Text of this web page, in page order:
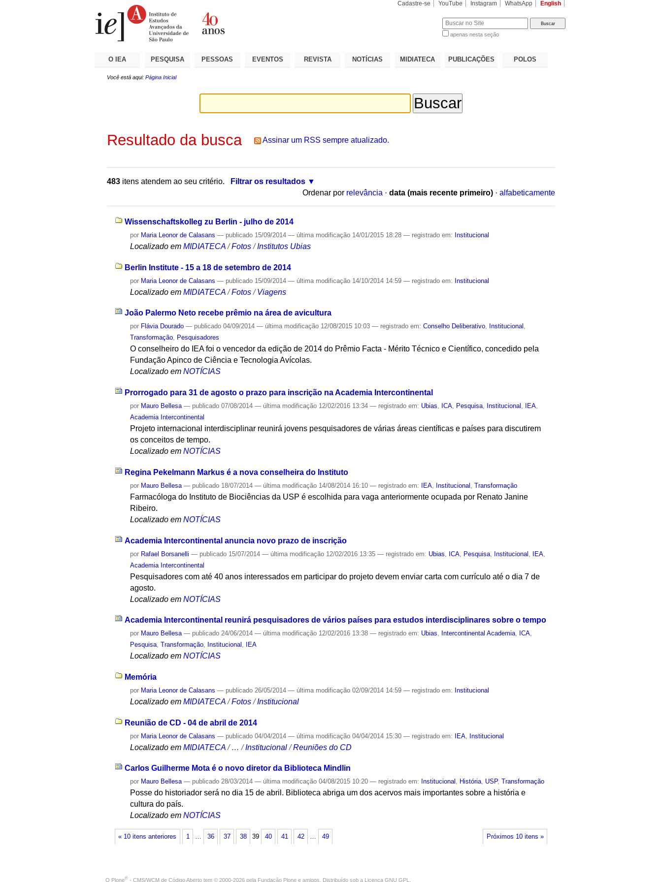
Cadastre-se YouTube Instagram WhatsApp English
apenas nesta seção
O IEA PESQUISA PESSOAS EVENTOS REVISTA NOTÍCIAS MIDIATECA PUBLICAÇÕES POLOS
Você está aqui: Página Inicial
Resultado da busca Assinar um RSS sempre atualizado.
483 itens atendem ao seu critério.
Filtrar os resultados
Ordenar por relevância · data (mais recente primeiro) · alfabeticamente
Wissenschaftskolleg zu Berlin - julho de 2014
por Maria Leonor de Calasans — publicado 15/09/2014— última modificação 14/01/2015 18:28— registrado em: Institucional
Localizado em MIDIATECA /Fotos /Institutos Ubias
Berlin Institute - 15 a 18 de setembro de 2014
por Maria Leonor de Calasans — publicado 15/09/2014— última modificação 14/10/2014 14:59— registrado em: Institucional
Localizado em MIDIATECA /Fotos /Viagens
João Palermo Neto recebe prêmio na área de avicultura
por Flávia Dourado — publicado 04/09/2014— última modificação 12/08/2015 10:03— registrado em:Conselho Deliberativo, Institucional ,
Transformação, Pesquisadores
O conselheiro do IEA foi o vencedor da edição de 2014 do Prêmio Facta - Mérito Técnico e Científico, concedido pela
Fundação Apinco de Ciência e Tecnologia Avícolas.
Localizado em NOTÍCIAS
Prorrogado para 31 de agosto o prazo para inscrição na Academia Intercontinental
por Mauro Bellesa — publicado 07/08/2014— última modificação 12/02/2016 13:34— registrado em: Ubias, ICA, Pesquisa, Institucional , IEA,
Academia Intercontinental
Projeto internacional interdisciplinar reunirá jovens pesquisadores de várias áreas científicas e países para discutirem
os conceitos de tempo.
Localizado em NOTÍCIAS
Regina Pekelmann Markus é a nova conselheira do Instituto
por Mauro Bellesa — publicado 18/07/2014— última modificação 14/08/2014 16:10— registrado em: IEA Institucional ,Transformação
Farmacóloga do Instituto de Biociências da USP é escolhida para vaga anteriormente ocupada por Renato Janine
Ribeiro.
Localizado em NOTÍCIAS
Academia Intercontinental anuncia novo prazo de inscrição
por Rafael Borsanelli — publicado 15/07/2014— última modificação 12/02/2016 13:35— registrado em: Ubias ICA Pesquisa Institucional IEA
Academia Intercontinental
Pesquisadores com até 40 anos interessados em participar do projeto devem enviar carta com currículo até o dia 7 de
agosto.
Localizado em NOTÍCIAS
Academia Intercontinental reunirá pesquisadores de vários países para estudos interdisciplinares sobre o tempo
por Mauro Bellesa — publicado 24/06/2014— última modificação 12/02/2016 13:38— registrado em: Ubias, Intercontinental Academia, ICA,
Pesquisa,Transformação, Institucional , IEA
Localizado em NOTÍCIAS
Memória
por Maria Leonor de Calasans — publicado 26/05/2014— última modificação 02/09/2014 14:59— registrado em: Institucional
Localizado em MIDIATECA /Fotos /Institucional
Reunião de CD - 04 de abril de 2014
por Maria Leonor de Calasans — publicado 04/04/2014— última modificação 04/04/2014 15:30— registrado em: IEA Institucional
Localizado em MIDIATECA /…/Institucional /Reuniões do CD
Carlos Guilherme Mota é o novo diretor da Biblioteca Mindlin
por Mauro Bellesa — publicado 28/03/2014— última modificação 04/08/2015 10:20— registrado em: Institucional , História, USP,Transformação
Posse do historiador será no dia 15 de abril. Biblioteca abriga um dos acervos mais importantes sobre a história e
cultura do país.
Localizado em NOTÍCIAS
« 10 itens anteriores Próximos 10 itens »
1 36 37 38 39 40 41 42 49
O Plone® - CMS/WCM de Código Aberto tem © 2000-2026 pela Fundação Plone e amigos. Distribuído sob a Licença GNU GPL